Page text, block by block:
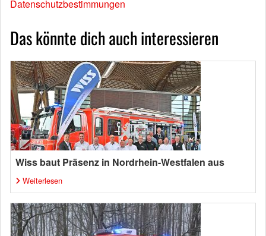
Datenschutzbestimmungen
Das könnte dich auch interessieren
Wiss baut Präsenz in Nordrhein-Westfalen aus
Weiterlesen